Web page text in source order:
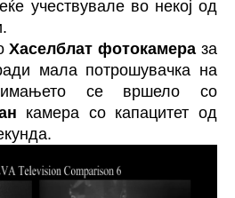
учествувале во некој од
Хаселблат фотокамера за
мала потрошувачка на
се вршело со
камера со капацитет од